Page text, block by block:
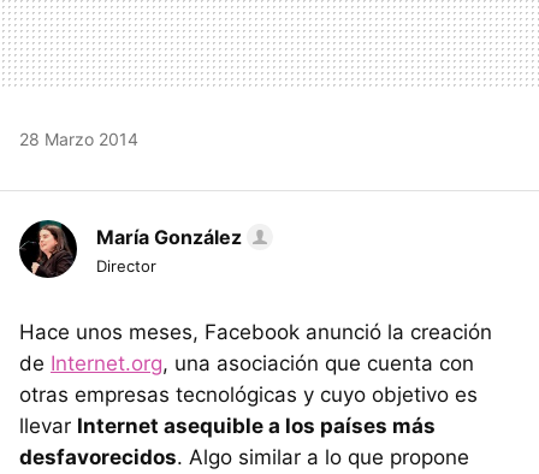
28 Marzo 2014
María González
Director
Hace unos meses, Facebook anunció la creación
de Internet.org, una asociación que cuenta con
otras empresas tecnológicas y cuyo objetivo es
llevar Internet asequible a los países más
desfavorecidos. Algo similar a lo que propone